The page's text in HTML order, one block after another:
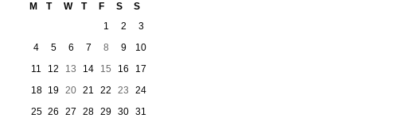
M T W T F S S
1 2
3
4
5 6 7 8 9
10
11
12 13 14 15 16
17
18
19 20 21 22 23
24
25 26 27 28 29 30 31